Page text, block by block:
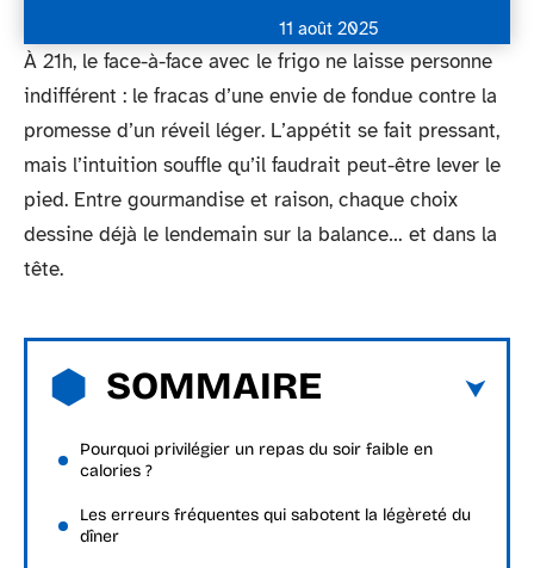
11 août 2025
À 21h, le face-à-face avec le frigo ne laisse personne
indifférent : le fracas d’une envie de fondue contre la
promesse d’un réveil léger. L’appétit se fait pressant,
mais l’intuition souffle qu’il faudrait peut-être lever le
pied. Entre gourmandise et raison, chaque choix
dessine déjà le lendemain sur la balance… et dans la
tête.
SOMMAIRE
Pourquoi privilégier un repas du soir faible en
calories ?
Les erreurs fréquentes qui sabotent la légèreté du
dîner